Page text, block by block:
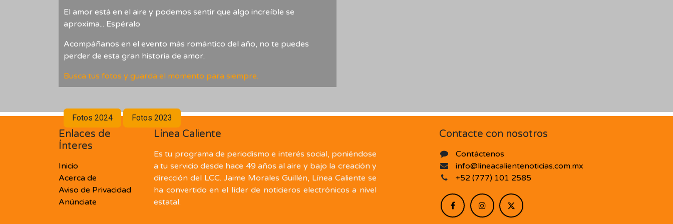
​El amor está en el aire y podemos sentir que algo increíble se
aproxima... Espéralo
Acompáñanos en el evento más romántico del año, no te puedes
perder de esta gran historia de amor.
Busca tus fotos y guarda el momento para siempre.
Fotos 2024 Fotos 2023
Enlaces de
Ínteres
Inicio
Acerca de
Aviso de Privacidad
Anúnciate
Línea Caliente
Es tu programa de periodismo e interés social, poniéndose
a tu servicio desde hace 49 años al aire y bajo la creación y
dirección del LCC. Jaime Morales Guillén, Línea Caliente se
ha convertido en el líder de noticieros electrónicos a nivel
estatal.
Contacte con nosotros
Contáctenos
info@lineacalientenoticias.com.mx
+52 (777) 101 2585